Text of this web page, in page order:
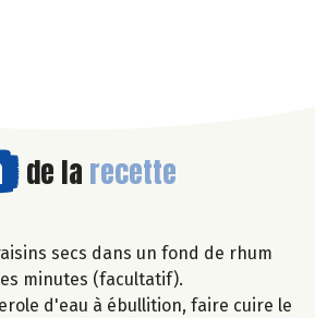
de la recette
secs dans un fond de rhum
minutes (facultatif).
d'eau à ébullition, faire cuire le